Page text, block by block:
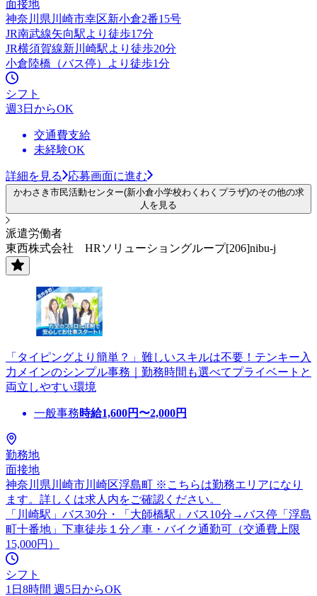
面接地
神奈川県川崎市幸区新小倉2番15号
JR南武線矢向駅より徒歩17分
JR横須賀線新川崎駅より徒歩20分
小倉陸橋（バス停）より徒歩1分
シフト
週3日からOK
交通費支給
未経験OK
詳細を見る 応募画面に進む
かわさき市民活動センター(新小倉小学校わくわくプラザ)のその他の求
人を見る
派遣労働者
東西株式会社 HRソリューショングループ[206]nibu-j
「タイピングより簡単？」難しいスキルは不要！テンキー入
力メインのシンプル事務｜勤務時間も選べてプライベートと
両立しやすい環境
一般事務時給1,600円〜2,000円
勤務地
面接地
神奈川県川崎市川崎区浮島町 ※こちらは勤務エリアになり
ます。詳しくは求人内をご確認ください。
「川崎駅」バス30分・「大師橋駅」バス10分→バス停「浮島
町十番地」下車徒歩１分／車・バイク通勤可（交通費上限
15,000円）
シフト
1日8時間 週5日からOK